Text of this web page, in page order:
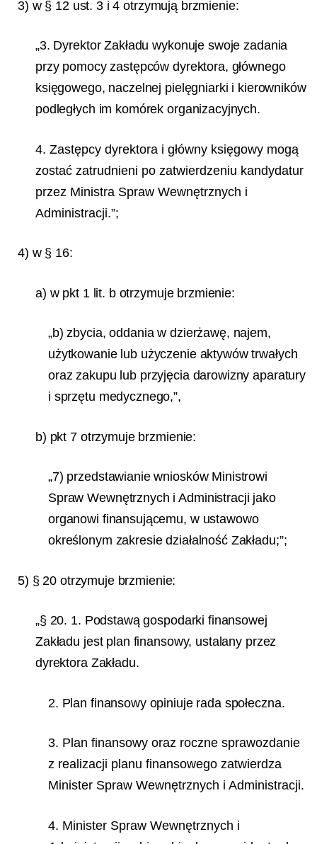
3) w § 12 ust. 3 i 4 otrzymują brzmienie:
„3. Dyrektor Zakładu wykonuje swoje zadania
przy pomocy zastępców dyrektora, głównego
księgowego, naczelnej pielęgniarki i kierowników
podległych im komórek organizacyjnych.
4. Zastępcy dyrektora i główny księgowy mogą
zostać zatrudnieni po zatwierdzeniu kandydatur
przez Ministra Spraw Wewnętrznych i
Administracji.”;
4) w § 16:
a) w pkt 1 lit. b otrzymuje brzmienie:
„b) zbycia, oddania w dzierżawę, najem,
użytkowanie lub użyczenie aktywów trwałych
oraz zakupu lub przyjęcia darowizny aparatury
i sprzętu medycznego,”,
b) pkt 7 otrzymuje brzmienie:
„7) przedstawianie wniosków Ministrowi
Spraw Wewnętrznych i Administracji jako
organowi finansującemu, w ustawowo
określonym zakresie działalność Zakładu;”;
5) § 20 otrzymuje brzmienie:
„§ 20. 1. Podstawą gospodarki finansowej
Zakładu jest plan finansowy, ustalany przez
dyrektora Zakładu.
2. Plan finansowy opiniuje rada społeczna.
3. Plan finansowy oraz roczne sprawozdanie
z realizacji planu finansowego zatwierdza
Minister Spraw Wewnętrznych i Administracji.
4. Minister Spraw Wewnętrznych i